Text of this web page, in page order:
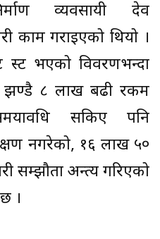
व्यवसायी देव
काम गराइएको थियो ।
भएको विवरणभन्दा
झण्डै ८ लाख बढी रकम
सकिए पनि
नगरेको, १६ लाख ५०
सम्झौता अन्त्य गरिएको
।